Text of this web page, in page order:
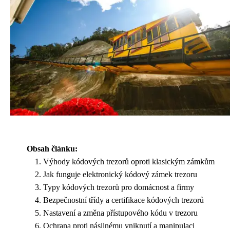
Obsah článku:
Výhody kódových trezorů oproti klasickým zámkům
Jak funguje elektronický kódový zámek trezoru
Typy kódových trezorů pro domácnost a firmy
Bezpečnostní třídy a certifikace kódových trezorů
Nastavení a změna přístupového kódu v trezoru
Ochrana proti násilnému vniknutí a manipulaci